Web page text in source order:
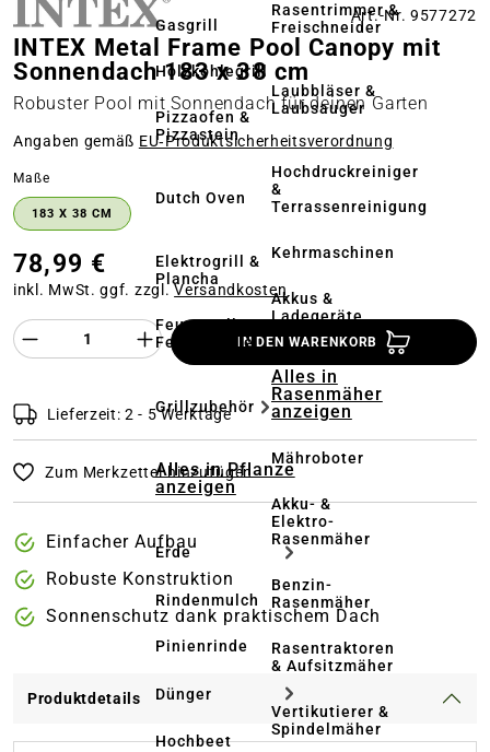
Gasgrill
Holzkohlegrill
Pizzaofen &
Pizzastein
Dutch Oven
Elektrogrill &
Plancha
Feuerstelle &
Feuerschale
Grillzubehör
Alles in Pflanze
anzeigen
Erde
Rindenmulch
Pinienrinde
Dünger
Hochbeet
Rasentrimmer &
Freischneider
Laubbläser &
Laubsauger
Hochdruckreiniger
&
Terrassenreinigung
Kehrmaschinen
Akkus &
Ladegeräte
Alles in
Rasenmäher
anzeigen
Mähroboter
Akku- &
Elektro-
Rasenmäher
Benzin-
Rasenmäher
Rasentraktoren
& Aufsitzmäher
Vertikutierer &
Spindelmäher
Art.-Nr. 9577272
INTEX Metal Frame Pool Canopy mit
Sonnendach 183 x 38 cm
Robuster Pool mit Sonnendach für deinen Garten
Angaben gemäß EU‑Produktsicherheitsverordnung
Maßeauswählen
183 X 38 CM
78,99 €
inkl. MwSt. ggf. zzgl.Versandkosten
Produkt Anzahl des Produktes
IN DEN WARENKORB
Lieferzeit: 2 - 5 Werktage
Zum Merkzettel hinzufügen
Einfacher Aufbau
Robuste Konstruktion
Sonnenschutz dank praktischem Dach
Produktdetails